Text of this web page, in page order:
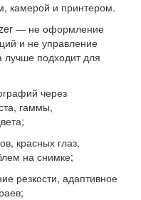
камерой и принтером.
— не оформление
и не управление
подходит для
через
гаммы,
красных глаз,
на снимке;
резкости, адаптивное